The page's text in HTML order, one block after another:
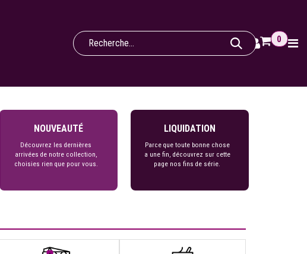
0
NOUVEAUTÉ
Découvrez les dernières
arrivées de notre collection,
choisies rien que pour vous.
LIQUIDATION
Parce que toute bonne chose
a une fin, découvrez sur cette
page nos fins de série.